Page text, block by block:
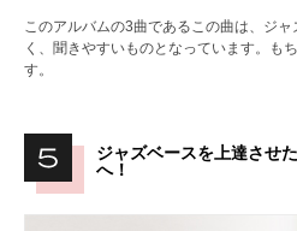
このアルバムの3曲であるこの曲は、ジ
く、聞きやすいものとなっています。も
す。
ジャズベースを上達させ
へ！